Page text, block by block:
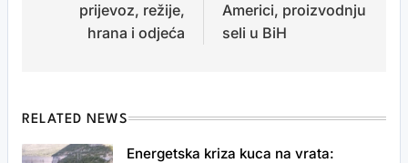
prijevoz, režije,
hrana i odjeća
Americi, proizvodnju
seli u BiH
RELATED NEWS
Energetska kriza kuca na vrata: